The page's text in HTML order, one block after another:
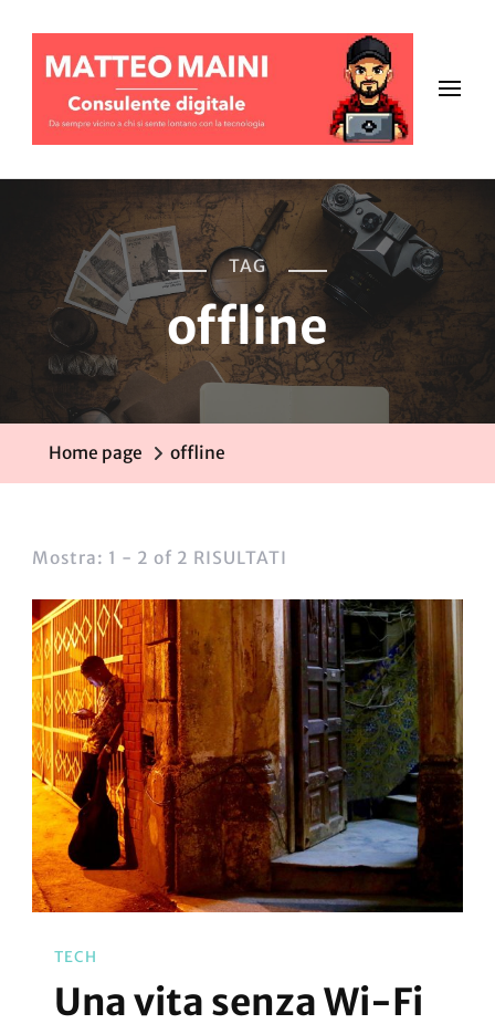
TAG
offline
Home page offline
Mostra: 1 - 2 of 2 RISULTATI
TECH
Una vita senza Wi-Fi